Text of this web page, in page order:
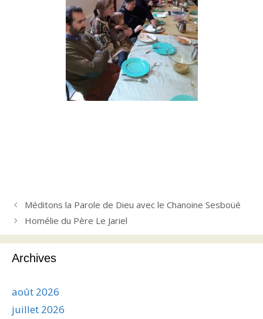
Méditons la Parole de Dieu avec le Chanoine Sesboüé
Homélie du Père Le Jariel
Archives
août 2026
juillet 2026